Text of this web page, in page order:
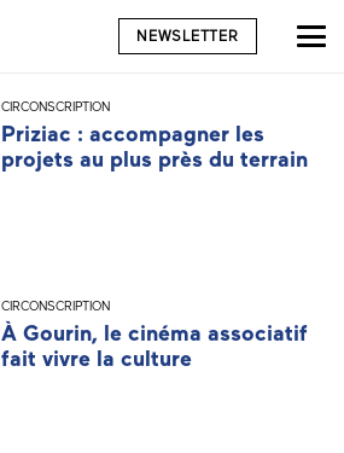
NEWSLETTER
CIRCONSCRIPTION
Priziac : accompagner les
projets au plus près du terrain
CIRCONSCRIPTION
À Gourin, le cinéma associatif
fait vivre la culture